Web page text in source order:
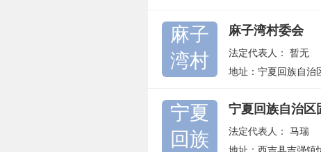
麻子
湾村
麻子湾村委会
法定代表人：暂无
地址：宁夏回族自治
宁夏
回族
宁夏回族自治区
法定代表人：马瑞